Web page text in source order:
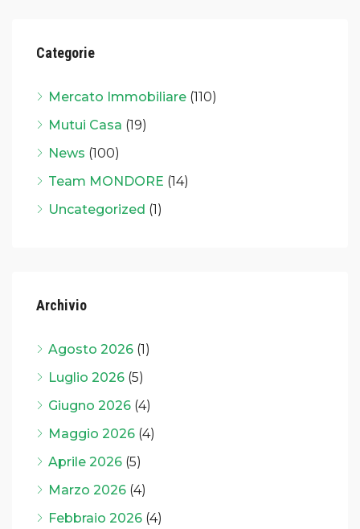
Categorie
Mercato Immobiliare (110)
Mutui Casa (19)
News (100)
Team MONDORE (14)
Uncategorized (1)
Archivio
Agosto 2026 (1)
Luglio 2026 (5)
Giugno 2026 (4)
Maggio 2026 (4)
Aprile 2026 (5)
Marzo 2026 (4)
Febbraio 2026 (4)